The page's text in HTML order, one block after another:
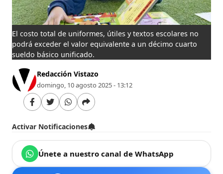
El costo total de uniformes, útiles y textos escolares no
podrá exceder el valor equivalente a un décimo cuarto
sueldo básico unificado.
Redacción Vistazo
domingo, 10 agosto 2025 - 13:12
Activar Notificaciones
Únete a nuestro canal de WhatsApp